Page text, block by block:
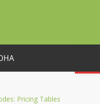
Pricing Tables